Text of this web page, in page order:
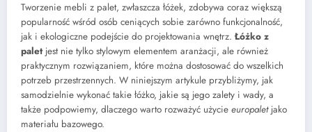
Tworzenie mebli z palet, zwłaszcza łóżek, zdobywa coraz większą
popularność wśród osób ceniących sobie zarówno funkcjonalność,
jak i ekologiczne podejście do projektowania wnętrz.Łóżko z
paletjest nie tylko stylowym elementem aranżacji, ale również
praktycznym rozwiązaniem, które można dostosować do wszelkich
potrzeb przestrzennych. W niniejszym artykule przybliżymy, jak
samodzielnie wykonać takie łóżko, jakie są jego zalety i wady, a
także podpowiemy, dlaczego warto rozważyć użycie europaletjako
materiału bazowego.